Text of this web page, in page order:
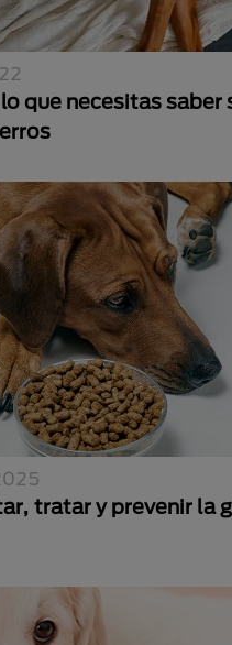
que necesitas saber
tratar y prevenir la